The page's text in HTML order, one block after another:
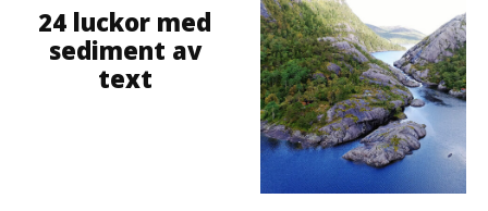
24 luckor med
sediment av
text